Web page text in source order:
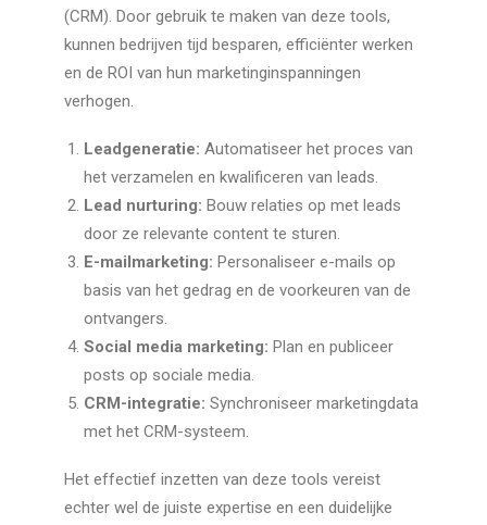
(CRM). Door gebruik te maken van deze tools,
kunnen bedrijven tijd besparen, efficiënter werken
en de ROI van hun marketinginspanningen
verhogen.
Leadgeneratie: Automatiseer het proces van
het verzamelen en kwalificeren van leads.
Lead nurturing: Bouw relaties op met leads
door ze relevante content te sturen.
E-mailmarketing: Personaliseer e-mails op
basis van het gedrag en de voorkeuren van de
ontvangers.
Social media marketing: Plan en publiceer
posts op sociale media.
CRM-integratie: Synchroniseer marketingdata
met het CRM-systeem.
Het effectief inzetten van deze tools vereist
echter wel de juiste expertise en een duidelijke